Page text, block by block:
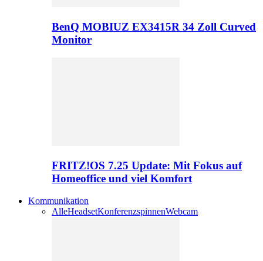
BenQ MOBIUZ EX3415R 34 Zoll Curved
Monitor
FRITZ!OS 7.25 Update: Mit Fokus auf
Homeoffice und viel Komfort
Kommunikation
AlleHeadsetKonferenzspinnenWebcam